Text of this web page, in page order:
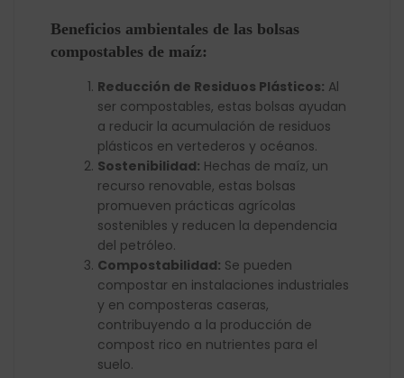
Beneficios ambientales de las bolsas
compostables de maíz:
Reducción de Residuos Plásticos: Al
ser compostables, estas bolsas ayudan
a reducir la acumulación de residuos
plásticos en vertederos y océanos.
Sostenibilidad: Hechas de maíz, un
recurso renovable, estas bolsas
promueven prácticas agrícolas
sostenibles y reducen la dependencia
del petróleo.
Compostabilidad: Se pueden
compostar en instalaciones industriales
y en composteras caseras,
contribuyendo a la producción de
compost rico en nutrientes para el
suelo.